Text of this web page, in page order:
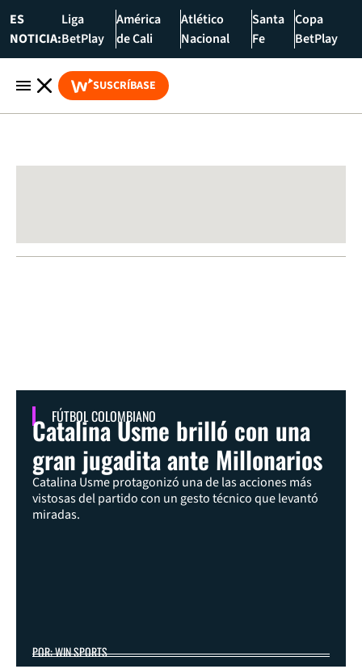
ES
NOTICIA:
Liga
BetPlay
América
de Cali
Atlético
Nacional
Santa
Fe
Copa
BetPlay
SUSCRÍBASE
FÚTBOL COLOMBIANO
Catalina Usme brilló con una
gran jugadita ante Millonarios
Catalina Usme protagonizó una de las acciones más
vistosas del partido con un gesto técnico que levantó
miradas.
POR: WIN SPORTS